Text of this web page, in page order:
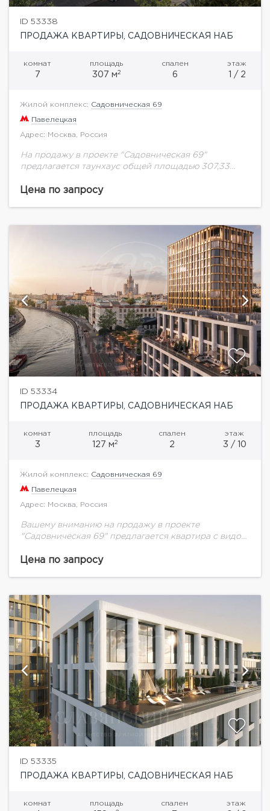
ID 53338
ПРОДАЖА КВАРТИРЫ, САДОВНИЧЕСКАЯ НАБ
комнат
7
площадь
307 м2
спален
6
этаж
1 / 2
Жилой комплекс: Садовническая 69
Павелецкая
Адрес: Москва, Россия
На продажу в проекте "Садовническая 69"
предлагается таунхаус общей площадью 307,33
на острове Балчуг.Уникальный адрес в сердце
Цена по запросу
ID 53334
ПРОДАЖА КВАРТИРЫ, САДОВНИЧЕСКАЯ НАБ
комнат
3
площадь
127 м2
спален
2
этаж
3 / 10
Жилой комплекс: Садовническая 69
Павелецкая
Адрес: Москва, Россия
Вашему вниманию на продажу в проекте
"Садовническая 69" предлагается квартира с видом
кв.м.Элитный клубный квартал «Садовническая 69»
Цена по запросу
ID 53335
ПРОДАЖА КВАРТИРЫ, САДОВНИЧЕСКАЯ НАБ
комнат площадь спален этаж